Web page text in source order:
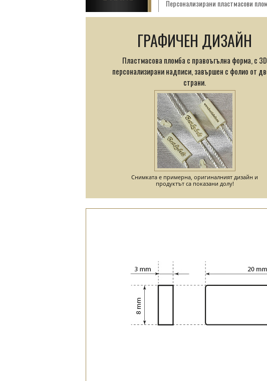
Персонализирани пластмасови
ГРАФИЧЕН ДИЗАЙН
Пластмасова пломба с правоъгълна форма, с 3D
персонализирани надписи, завършен с фолио от
страни.
Снимката е примерна, оригиналният дизайн и
продуктът са показани долу!